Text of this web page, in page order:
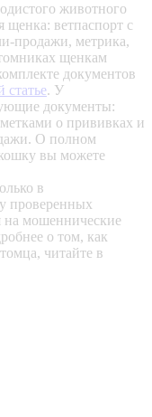
животного
щенка: ветпаспорт с
продажи, метрика,
щенкам
документов
статье. У
документы:
о прививках и
О полном
вы можете
в
проверенных
на мошеннические
о том, как
читайте в